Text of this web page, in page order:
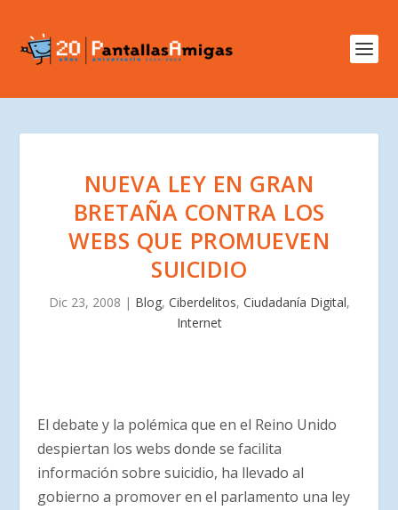
NUEVA LEY EN GRAN
BRETAÑA CONTRA LOS
WEBS QUE PROMUEVEN
SUICIDIO
Dic 23, 2008 | Blog, Ciberdelitos, Ciudadanía Digital,
Internet
El debate y la polémica que en el Reino Unido
despiertan los webs donde se facilita
información sobre suicidio, ha llevado al
gobierno a promover en el parlamento una ley